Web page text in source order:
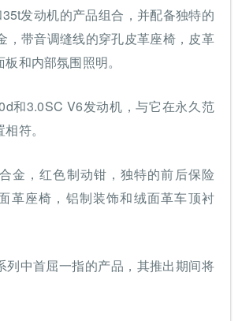
发动机的产品组合，并配备独特的
，带音调缝线的穿孔皮革座椅，皮革
和内部氛围照明。
和3.0SC V6发动机，与它在永久范
符。
金，红色制动钳，独特的前后保险
革座椅，铝制装饰和绒面革车顶衬
列中首屈一指的产品，其推出期间将